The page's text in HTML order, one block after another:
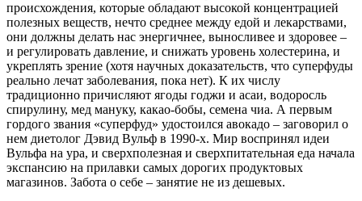
происхождения, которые обладают высокой концентрацией
полезных веществ, нечто среднее между едой и лекарствами,
они должны делать нас энергичнее, выносливее и здоровее –
и регулировать давление, и снижать уровень холестерина, и
укреплять зрение (хотя научных доказательств, что суперфуды
реально лечат заболевания, пока нет). К их числу
традиционно причисляют ягоды годжи и асаи, водоросль
спирулину, мед мануку, какао-бобы, семена чиа. А первым
гордого звания «суперфуд» удостоился авокадо – заговорил о
нем диетолог Дэвид Вульф в 1990-х. Мир воспринял идеи
Вульфа на ура, и сверхполезная и сверхпитательная еда начала
экспансию на прилавки самых дорогих продуктовых
магазинов. Забота о себе – занятие не из дешевых.